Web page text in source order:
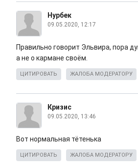
Нурбек
09.05.2020, 12:17
Правильно говорит Эльвира, пора
а не о кармане своём.
ЦИТИРОВАТЬ ЖАЛОБА МОДЕРАТОРУ
Кризис
09.05.2020, 13:46
Вот нормальная тётенька
ЦИТИРОВАТЬ ЖАЛОБА МОДЕРАТОРУ